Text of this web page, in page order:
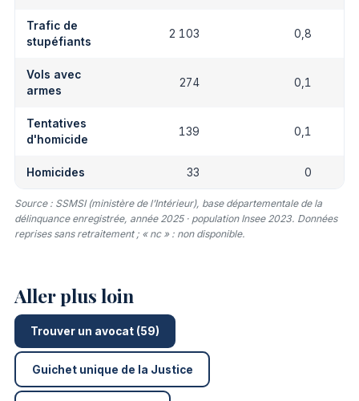
Trafic de
stupéfiants
2 103 0,8
Vols avec
armes
274 0,1
Tentatives
d'homicide
139 0,1
Homicides 33 0
Source : SSMSI (ministère de l’Intérieur), base départementale de la
délinquance enregistrée, année 2025 · population Insee 2023. Données
reprises sans retraitement ; « nc » : non disponible.
Aller plus loin
Trouver un avocat (59)
Guichet unique de la Justice